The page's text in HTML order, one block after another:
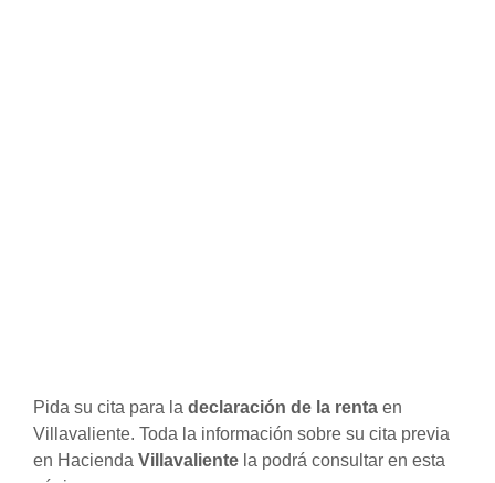
Pida su cita para la declaración de la renta en
Villavaliente. Toda la información sobre su cita previa
en Hacienda Villavaliente la podrá consultar en esta